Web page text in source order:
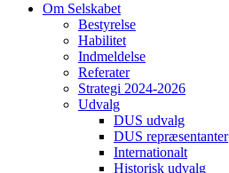
Om Selskabet
Bestyrelse
Habilitet
Indmeldelse
Referater
Strategi 2024-2026
Udvalg
DUS udvalg
DUS repræsentanter
Internationalt
Historisk udvalg